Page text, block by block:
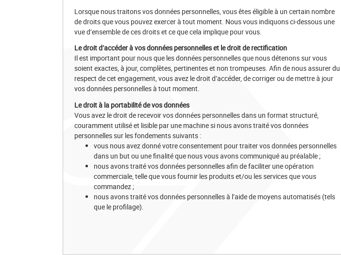
Lorsque nous traitons vos données personnelles, vous êtes éligible à un certain nombre
de droits que vous pouvez exercer à tout moment. Nous vous indiquons ci-dessous une
vue d’ensemble de ces droits et ce que cela implique pour vous.
Le droit d’accéder à vos données personnelles et le droit de rectification
Il est important pour nous que les données personnelles que nous détenons sur vous
soient exactes, à jour, complètes, pertinentes et non trompeuses. Afin de nous assurer du
respect de cet engagement, vous avez le droit d’accéder, de corriger ou de mettre à jour
vos données personnelles à tout moment.
Le droit à la portabilité de vos données
Vous avez le droit de recevoir vos données personnelles dans un format structuré,
couramment utilisé et lisible par une machine si nous avons traité vos données
personnelles sur les fondements suivants :
vous nous avez donné votre consentement pour traiter vos données personnelles
dans un but ou une finalité que nous vous avons communiqué au préalable ;
nous avons traité vos données personnelles afin de faciliter une opération
commerciale, telle que vous fournir les produits et/ou les services que vous
commandez ;
nous avons traité vos données personnelles à l’aide de moyens automatisés (tels
que le profilage).